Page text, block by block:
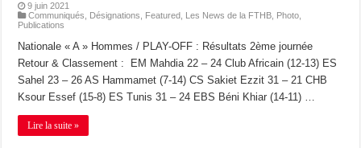
9 juin 2021
Communiqués
Désignations Featured Les News de la FTHB Photo
Publications
Nationale « A » Hommes / PLAY-OFF : Résultats 2ème journée
Retour & Classement : EM Mahdia 22 – 24 Club Africain (12-13) ES
Sahel 23 – 26 AS Hammamet (7-14) CS Sakiet Ezzit 31 – 21 CHB
Ksour Essef (15-8) ES Tunis 31 – 24 EBS Béni Khiar (14-11) …
Lire la suite »